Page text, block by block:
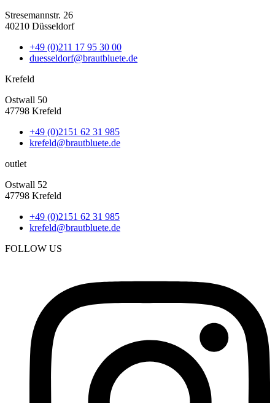
Stresemannstr. 26
40210 Düsseldorf
+49 (0)211 17 95 30 00
duesseldorf@brautbluete.de
Krefeld
Ostwall 50
47798 Krefeld
+49 (0)2151 62 31 985
krefeld@brautbluete.de
outlet
Ostwall 52
47798 Krefeld
+49 (0)2151 62 31 985
krefeld@brautbluete.de
FOLLOW US